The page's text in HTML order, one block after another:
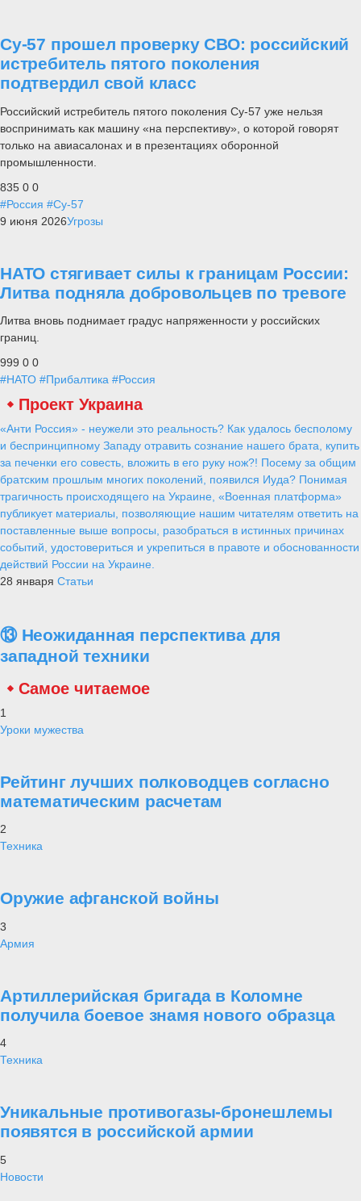
Су-57 прошел проверку СВО: российский
истребитель пятого поколения
подтвердил свой класс
Российский истребитель пятого поколения Су-57 уже нельзя
воспринимать как машину «на перспективу», о которой говорят
только на авиасалонах и в презентациях оборонной
промышленности.
835 0 0
#Россия #Су-57
9 июня 2026Угрозы
НАТО стягивает силы к границам России:
Литва подняла добровольцев по тревоге
Литва вновь поднимает градус напряженности у российских
границ.
999 0 0
#НАТО #Прибалтика #Россия
Проект Украина
«Анти Россия» - неужели это реальность? Как удалось бесполому
и беспринципному Западу отравить сознание нашего брата, купить
за печенки его совесть, вложить в его руку нож?! Посему за общим
братским прошлым многих поколений, появился Иуда? Понимая
трагичность происходящего на Украине, «Военная платформа»
публикует материалы, позволяющие нашим читателям ответить на
поставленные выше вопросы, разобраться в истинных причинах
событий, удостовериться и укрепиться в правоте и обоснованности
действий России на Украине.
28 января Статьи
⑬ Неожиданная перспектива для
западной техники
Самое читаемое
1
Уроки мужества
Рейтинг лучших полководцев согласно
математическим расчетам
2
Техника
Оружие афганской войны
3
Армия
Артиллерийская бригада в Коломне
получила боевое знамя нового образца
4
Техника
Уникальные противогазы-бронешлемы
появятся в российской армии
5
Новости